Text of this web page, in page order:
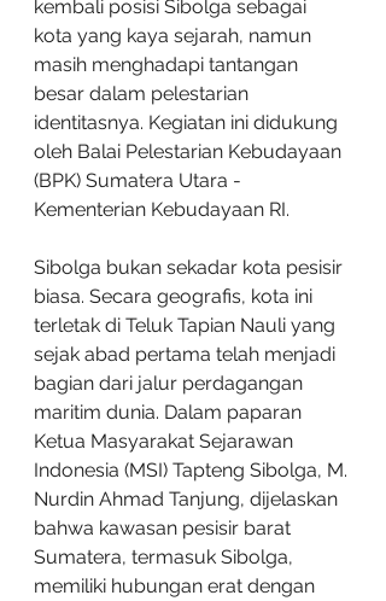
kembali posisi Sibolga sebagai
kota yang kaya sejarah, namun
masih menghadapi tantangan
besar dalam pelestarian
identitasnya. Kegiatan ini didukung
oleh Balai Pelestarian Kebudayaan
(BPK) Sumatera Utara -
Kementerian Kebudayaan RI.
Sibolga bukan sekadar kota pesisir
biasa. Secara geografis, kota ini
terletak di Teluk Tapian Nauli yang
sejak abad pertama telah menjadi
bagian dari jalur perdagangan
maritim dunia. Dalam paparan
Ketua Masyarakat Sejarawan
Indonesia (MSI) Tapteng Sibolga, M.
Nurdin Ahmad Tanjung, dijelaskan
bahwa kawasan pesisir barat
Sumatera, termasuk Sibolga,
memiliki hubungan erat dengan